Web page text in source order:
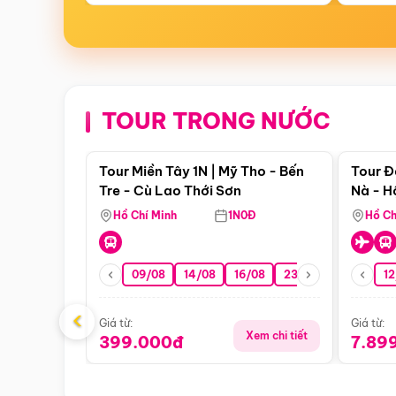
TOUR TRONG NƯỚC
Điểm nổi bật
Tour Miền Tây 1N | Mỹ Tho - Bến
Tre - Cù Lao Thới Sơn
Hồ Chí Minh 1N0Đ
09/08 14/08 16/08 23/08 30/08
Giá từ:
399.000đ Xem chi tiết
Tour
Nà -
Nha
Hồ
Giá từ:
‹